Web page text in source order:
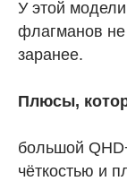
У этой
флагманов
заранее.
Плюсы,
большой
чёткостью и